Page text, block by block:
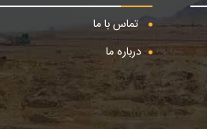
تماس با ما
درباره ما